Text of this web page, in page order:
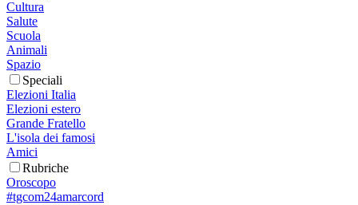
Cultura
Salute
Scuola
Animali
Spazio
Speciali
Elezioni Italia
Elezioni estero
Grande Fratello
L'isola dei famosi
Amici
Rubriche
Oroscopo
#tgcom24amarcord